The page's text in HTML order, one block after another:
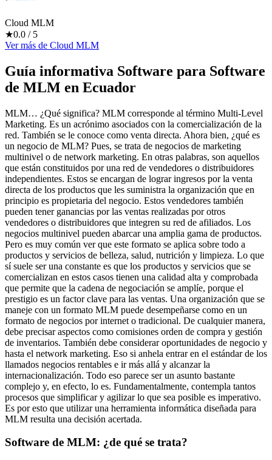
Cloud MLM
★0.0 / 5
Ver más de Cloud MLM
Guía informativa Software para Software
de MLM en Ecuador
MLM… ¿Qué significa? MLM corresponde al término Multi-Level
Marketing. Es un acrónimo asociados con la comercialización de la
red. También se le conoce como venta directa. Ahora bien, ¿qué es
un negocio de MLM? Pues, se trata de negocios de marketing
multinivel o de network marketing. En otras palabras, son aquellos
que están constituidos por una red de vendedores o distribuidores
independientes. Estos se encargan de lograr ingresos por la venta
directa de los productos que les suministra la organización que en
principio es propietaria del negocio. Estos vendedores también
pueden tener ganancias por las ventas realizadas por otros
vendedores o distribuidores que integren su red de afiliados. Los
negocios multinivel pueden abarcar una amplia gama de productos.
Pero es muy común ver que este formato se aplica sobre todo a
productos y servicios de belleza, salud, nutrición y limpieza. Lo que
sí suele ser una constante es que los productos y servicios que se
comercializan en estos casos tienen una calidad alta y comprobada
que permite que la cadena de negociación se amplíe, porque el
prestigio es un factor clave para las ventas. Una organización que se
maneje con un formato MLM puede desempeñarse como en un
formato de negocios por internet o tradicional. De cualquier manera,
debe precisar aspectos como comisiones orden de compra y gestión
de inventarios. También debe considerar oportunidades de negocio y
hasta el network marketing. Eso si anhela entrar en el estándar de los
llamados negocios rentables e ir más allá y alcanzar la
internacionalización. Todo eso parece ser un asunto bastante
complejo y, en efecto, lo es. Fundamentalmente, contempla tantos
procesos que simplificar y agilizar lo que sea posible es imperativo.
Es por esto que utilizar una herramienta informática diseñada para
MLM resulta una decisión acertada.
Software de MLM: ¿de qué se trata?